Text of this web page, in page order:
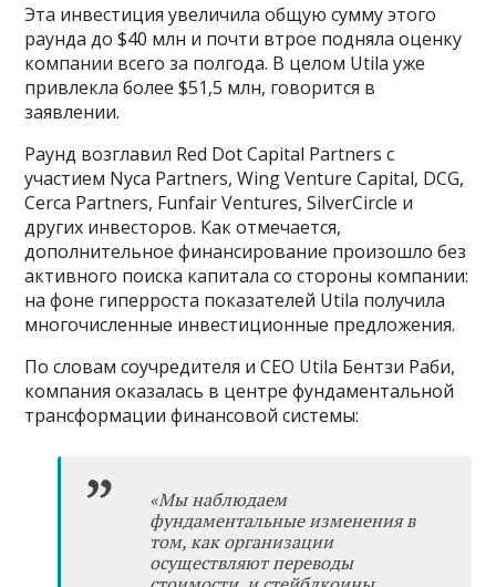
Эта инвестиция увеличила общую сумму этого
раунда до $40 млн и почти втрое подняла оценку
компании всего за полгода. В целом Utila уже
привлекла более $51,5 млн, говорится в
заявлении.
Раунд возглавил Red Dot Capital Partners с
участием Nyca Partners, Wing Venture Capital, DCG,
Cerca Partners, Funfair Ventures, SilverCircle и
других инвесторов. Как отмечается,
дополнительное финансирование произошло без
активного поиска капитала со стороны компании:
на фоне гиперроста показателей Utila получила
многочисленные инвестиционные предложения.
По словам соучредителя и CEO Utila Бентзи Раби,
компания оказалась в центре фундаментальной
трансформации финансовой системы:
«Мы наблюдаем
фундаментальные изменения в
том, как организации
осуществляют переводы